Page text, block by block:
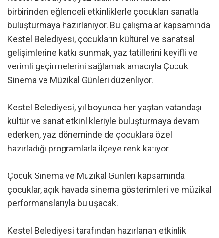
birbirinden eğlenceli etkinliklerle çocukları sanatla
buluşturmaya hazırlanıyor. Bu çalışmalar kapsamında
Kestel Belediyesi, çocukların kültürel ve sanatsal
gelişimlerine katkı sunmak, yaz tatillerini keyifli ve
verimli geçirmelerini sağlamak amacıyla Çocuk
Sinema ve Müzikal Günleri düzenliyor.
Kestel Belediyesi, yıl boyunca her yaştan vatandaşı
kültür ve sanat etkinlikleriyle buluşturmaya devam
ederken, yaz döneminde de çocuklara özel
hazırladığı programlarla ilçeye renk katıyor.
Çocuk Sinema ve Müzikal Günleri kapsamında
çocuklar, açık havada sinema gösterimleri ve müzikal
performanslarıyla buluşacak.
Kestel Belediyesi tarafından hazırlanan etkinlik